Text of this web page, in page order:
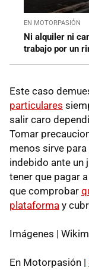
EN MOTORPASIÓN
Ni alquiler ni
trabajo por un
Este caso
particulares
salir caro
Tomar
menos sirve
indebido ante un
tener que pagar
que comprobar
plataforma y
Imágenes |
En Motorpasión |